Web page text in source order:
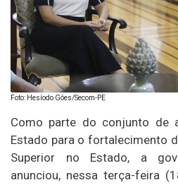
Foto: Hesíodo Góes/Secom-PE
Como parte do conjunto de
Estado para o fortalecimento
Superior no Estado, a
anunciou, nessa terça-feira